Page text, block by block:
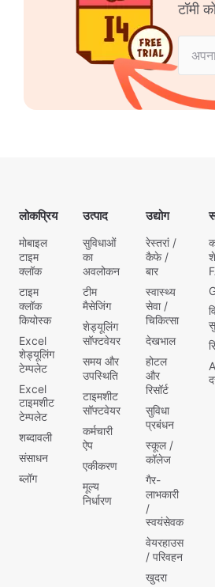
टॉमी
लोकप्रिय
मोबाइल
टाइम
क्लॉक
टाइम
क्लॉक
कियोस्क
Excel
शेड्यूलिंग
टेम्पलेट
Excel
टाइमशीट
टेम्पलेट
शब्दावली
संसाधन
ब्लॉग
उत्पाद
सुविधाओं
का
अवलोकन
टीम
मैसेजिंग
शेड्यूलिंग
सॉफ्टवेयर
समय और
उपस्थिति
टाइमशीट
सॉफ्टवेयर
कर्मचारी
ऐप
एकीकरण
मूल्य
निर्धारण
उद्योग
रेस्तरां /
कैफे /
बार
स्वास्थ्य
सेवा /
चिकित्सा
देखभाल
होटल
और
रिसॉर्ट
सुविधा
प्रबंधन
स्कूल /
कॉलेज
गैर-
लाभकारी
/
स्वयंसेवक
वेयरहाउस
/ परिवहन
खुदरा